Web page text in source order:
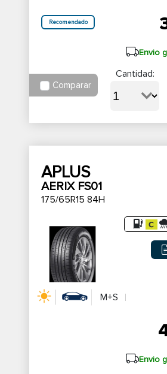
Recomendado
Envio
Comparar
Cantidad:
APLUS
AERIX FS01
175/65R15 84H
M+S
Envio